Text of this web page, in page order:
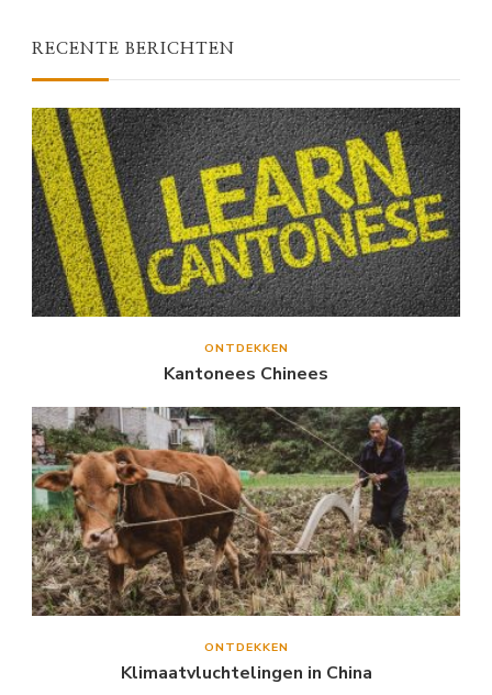
RECENTE BERICHTEN
ONTDEKKEN
Kantonees Chinees
ONTDEKKEN
Klimaatvluchtelingen in China